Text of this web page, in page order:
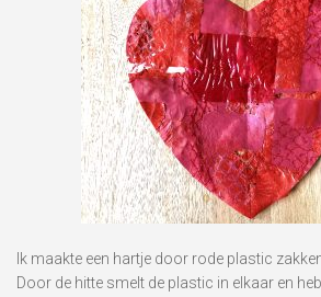
Ik maakte een hartje door rode plastic
Door de hitte smelt de plastic in elkaar en